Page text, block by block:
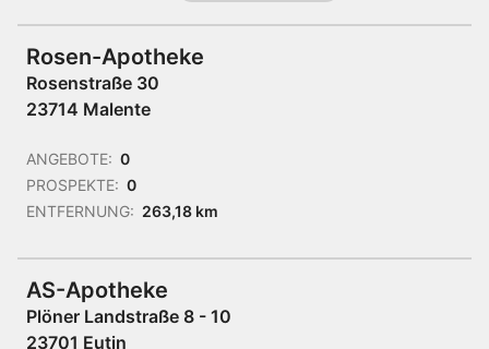
Rosen-Apotheke
Rosenstraße 30
23714 Malente
ANGEBOTE: 0
PROSPEKTE: 0
ENTFERNUNG: 263,18 km
AS-Apotheke
Plöner Landstraße 8 - 10
23701 Eutin